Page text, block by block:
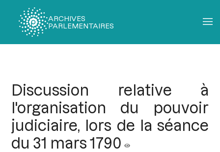
ARCHIVES
PARLEMENTAIRES
Discussion relative à
l'organisation du pouvoir
judiciaire, lors de la séance
du 31 mars 1790